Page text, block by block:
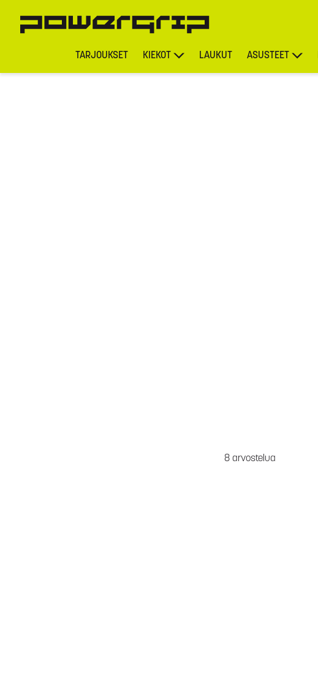
TARJOUKSET KIEKOT LAUKUT ASUSTEET
8 arvostelua